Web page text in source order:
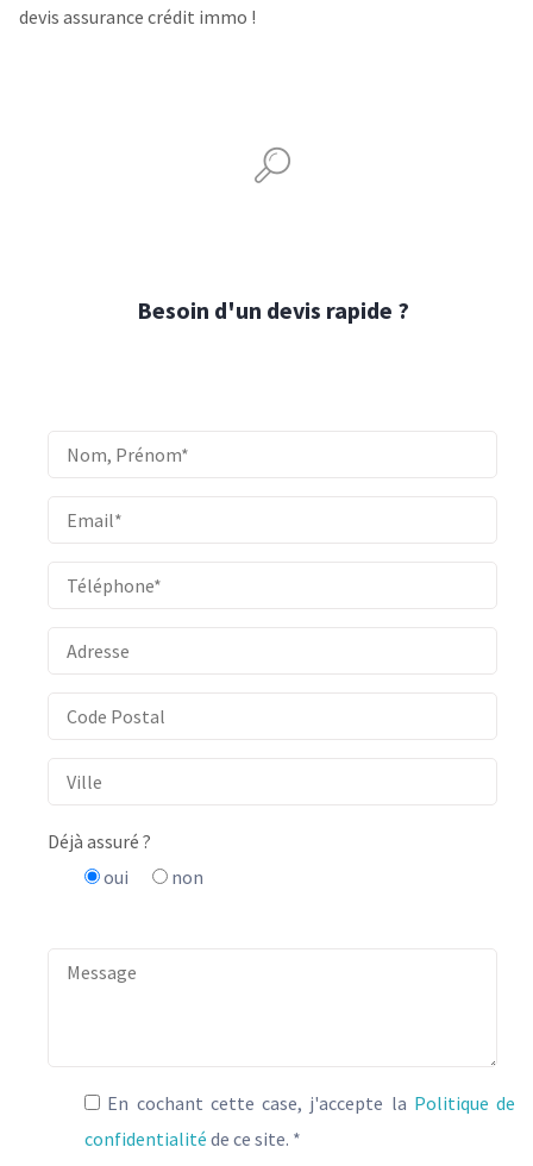
devis assurance crédit immo !
Besoin d'un devis rapide ?
Déjà assuré ?
oui
non
En cochant cette case, j'accepte la Politique de
confidentialité de ce site. *